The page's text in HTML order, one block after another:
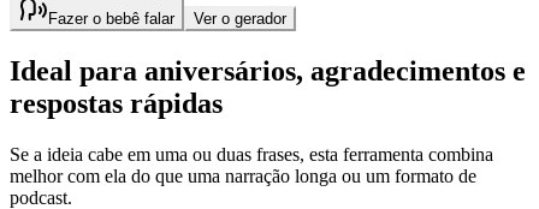
Fazer o bebê falar Ver o gerador
Ideal para aniversários, agradecimentos e
respostas rápidas
Se a ideia cabe em uma ou duas frases, esta ferramenta combina
melhor com ela do que uma narração longa ou um formato de
podcast.